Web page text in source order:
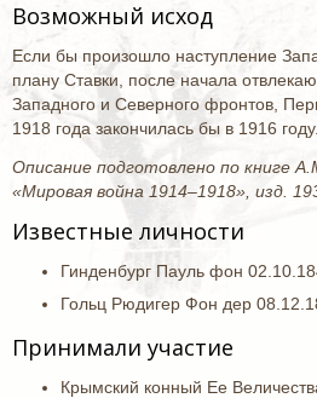
Возможный исход
Если бы произошло наступление
плану Ставки, после начала
Западного и Северного фронтов,
1918 года закончилась бы в 1916 году.
Описание подготовлено по книге
«Мировая война 1914–1918», изд.
Известные личности
Гинденбург Пауль фон
Гольц Рюдигер Фон дер
Принимали участие
Крымский конный Ее